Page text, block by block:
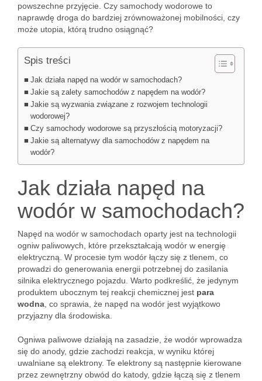
powszechne przyjęcie. Czy samochody wodorowe to
naprawdę droga do bardziej zrównoważonej mobilności, czy
może utopia, którą trudno osiągnąć?
Spis treści
Jak działa napęd na wodór w samochodach?
Jakie są zalety samochodów z napędem na wodór?
Jakie są wyzwania związane z rozwojem technologii
wodorowej?
Czy samochody wodorowe są przyszłością motoryzacji?
Jakie są alternatywy dla samochodów z napędem na
wodór?
Jak działa napęd na
wodór w samochodach?
Napęd na wodór w samochodach oparty jest na technologii
ogniw paliwowych, które przekształcają wodór w energię
elektryczną. W procesie tym wodór łączy się z tlenem, co
prowadzi do generowania energii potrzebnej do zasilania
silnika elektrycznego pojazdu. Warto podkreślić, że jedynym
produktem ubocznym tej reakcji chemicznej jest para
wodna , co sprawia, że napęd na wodór jest wyjątkowo
przyjazny dla środowiska.
Ogniwa paliwowe działają na zasadzie, że wodór wprowadza
się do anody, gdzie zachodzi reakcja, w wyniku której
uwalniane są elektrony. Te elektrony są następnie kierowane
przez zewnętrzny obwód do katody, gdzie łączą się z tlenem